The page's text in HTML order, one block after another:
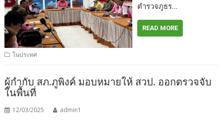
ตำรวจภูธร…
READ MORE
ในประทศ
ผู้กำกับ สภ.ภูพิงค์ มอบหมายให้ สวป. ออกตรวจจับ
ในพื้นที่
12/03/2025 admin1